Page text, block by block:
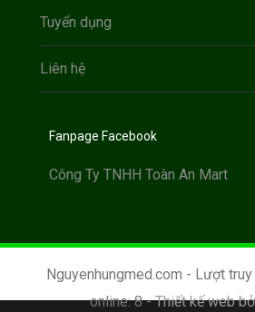
Tuyển dụng
Liên hệ
Fanpage Facebook
Công Ty TNHH Toàn An Mart
Nguyenhungmed.com - Lượt
online: 8 -Thiết kế web